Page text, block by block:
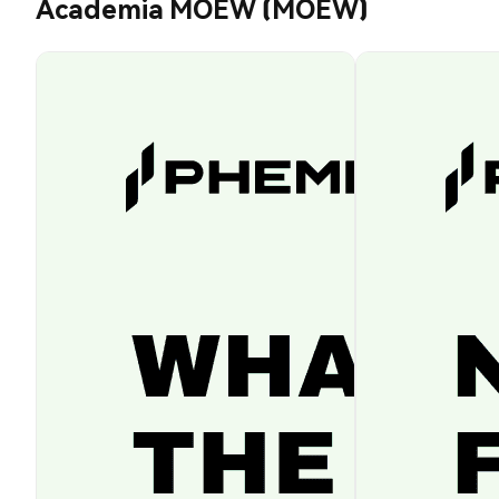
Academia MOEW (MOEW)